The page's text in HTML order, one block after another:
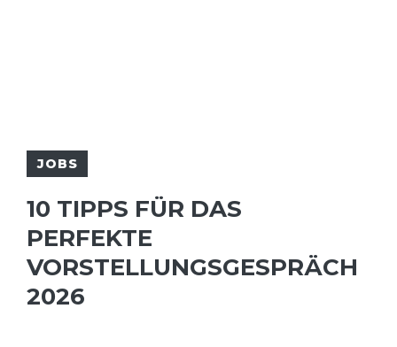
JOBS
10 TIPPS FÜR DAS
PERFEKTE
VORSTELLUNGSGESPRÄCH
2026